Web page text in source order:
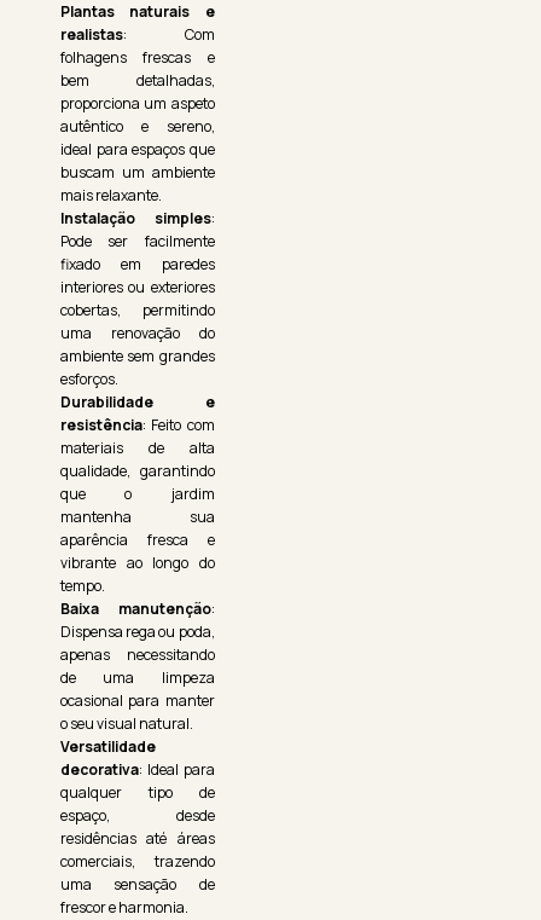
Plantas naturais e
realistas: Com
folhagens frescas e
bem detalhadas,
proporciona um aspeto
autêntico e sereno,
ideal para espaços que
buscam um ambiente
mais relaxante.
Instalação simples:
Pode ser facilmente
fixado em paredes
interiores ou exteriores
cobertas, permitindo
uma renovação do
ambiente sem grandes
esforços.
Durabilidade e
resistência: Feito com
materiais de alta
qualidade, garantindo
que o jardim
mantenha sua
aparência fresca e
vibrante ao longo do
tempo.
Baixa manutenção:
Dispensa rega ou poda,
apenas necessitando
de uma limpeza
ocasional para manter
o seu visual natural.
Versatilidade
decorativa: Ideal para
qualquer tipo de
espaço, desde
residências até áreas
comerciais, trazendo
uma sensação de
frescor e harmonia.